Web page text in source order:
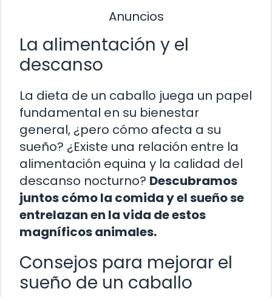
Anuncios
La alimentación y el
descanso
La dieta de un caballo juega un papel
fundamental en su bienestar
general, ¿pero cómo afecta a su
sueño? ¿Existe una relación entre la
alimentación equina y la calidad del
descanso nocturno? Descubramos
juntos cómo la comida y el sueño se
entrelazan en la vida de estos
magníficos animales.
Consejos para mejorar el
sueño de un caballo